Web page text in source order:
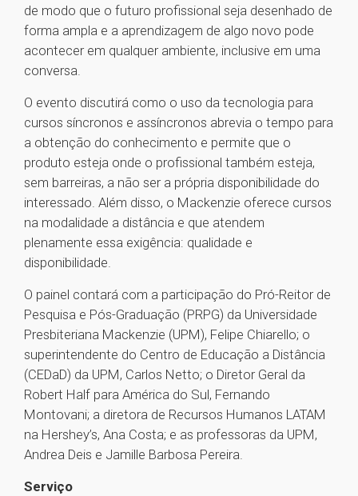
de modo que o futuro profissional seja desenhado de
forma ampla e a aprendizagem de algo novo pode
acontecer em qualquer ambiente, inclusive em uma
conversa.
O evento discutirá como o uso da tecnologia para
cursos síncronos e assíncronos abrevia o tempo para
a obtenção do conhecimento e permite que o
produto esteja onde o profissional também esteja,
sem barreiras, a não ser a própria disponibilidade do
interessado. Além disso, o Mackenzie oferece cursos
na modalidade a distância e que atendem
plenamente essa exigência: qualidade e
disponibilidade.
O painel contará com a participação do Pró-Reitor de
Pesquisa e Pós-Graduação (PRPG) da Universidade
Presbiteriana Mackenzie (UPM), Felipe Chiarello; o
superintendente do Centro de Educação a Distância
(CEDaD) da UPM, Carlos Netto; o Diretor Geral da
Robert Half para América do Sul, Fernando
Montovani; a diretora de Recursos Humanos LATAM
na Hershey’s, Ana Costa; e as professoras da UPM,
Andrea Deis e Jamille Barbosa Pereira.
Serviço